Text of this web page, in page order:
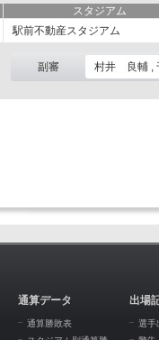
スタジアム
駅前不動産スタジアム
副審 村井 良輔 ,
通算データ
通算勝敗表
出場
選手